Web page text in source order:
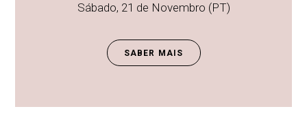
Sábado, 21 de Novembro (PT)
SABER MAIS